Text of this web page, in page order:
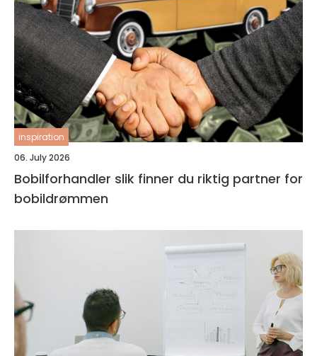
inspiration
06. July 2026
Bobilforhandler slik finner du riktig partner for
bobildrømmen